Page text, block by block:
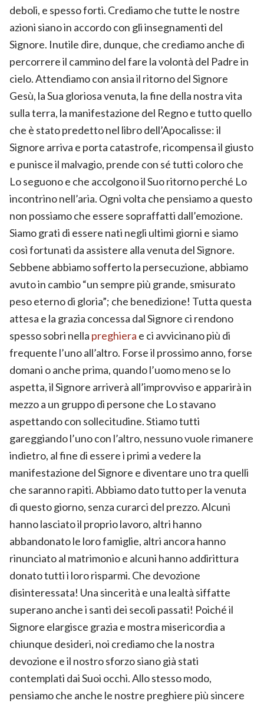
deboli, e spesso forti. Crediamo che tutte le nostre
azioni siano in accordo con gli insegnamenti del
Signore. Inutile dire, dunque, che crediamo anche di
percorrere il cammino del fare la volontà del Padre in
cielo. Attendiamo con ansia il ritorno del Signore
Gesù, la Sua gloriosa venuta, la fine della nostra vita
sulla terra, la manifestazione del Regno e tutto quello
che è stato predetto nel libro dell’Apocalisse: il
Signore arriva e porta catastrofe, ricompensa il giusto
e punisce il malvagio, prende con sé tutti coloro che
Lo seguono e che accolgono il Suo ritorno perché Lo
incontrino nell’aria. Ogni volta che pensiamo a questo
non possiamo che essere sopraffatti dall’emozione.
Siamo grati di essere nati negli ultimi giorni e siamo
così fortunati da assistere alla venuta del Signore.
Sebbene abbiamo sofferto la persecuzione, abbiamo
avuto in cambio “un sempre più grande, smisurato
peso eterno di gloria”; che benedizione! Tutta questa
attesa e la grazia concessa dal Signore ci rendono
spesso sobri nella preghiera e ci avvicinano più di
frequente l’uno all’altro. Forse il prossimo anno, forse
domani o anche prima, quando l’uomo meno se lo
aspetta, il Signore arriverà all’improvviso e apparirà in
mezzo a un gruppo di persone che Lo stavano
aspettando con sollecitudine. Stiamo tutti
gareggiando l’uno con l’altro, nessuno vuole rimanere
indietro, al fine di essere i primi a vedere la
manifestazione del Signore e diventare uno tra quelli
che saranno rapiti. Abbiamo dato tutto per la venuta
di questo giorno, senza curarci del prezzo. Alcuni
hanno lasciato il proprio lavoro, altri hanno
abbandonato le loro famiglie, altri ancora hanno
rinunciato al matrimonio e alcuni hanno addirittura
donato tutti i loro risparmi. Che devozione
disinteressata! Una sincerità e una lealtà siffatte
superano anche i santi dei secoli passati! Poiché il
Signore elargisce grazia e mostra misericordia a
chiunque desideri, noi crediamo che la nostra
devozione e il nostro sforzo siano già stati
contemplati dai Suoi occhi. Allo stesso modo,
pensiamo che anche le nostre preghiere più sincere